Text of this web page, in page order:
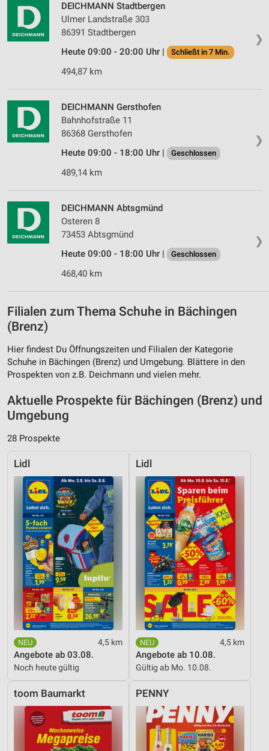
❯
DEICHMANN Stadtbergen
Ulmer Landstraße 303
86391 Stadtbergen
Heute 09:00 - 20:00 Uhr |
Schließt in 7 Min.
494,87 km
❯
DEICHMANN Gersthofen
Bahnhofstraße 11
86368 Gersthofen
Heute 09:00 - 18:00 Uhr |
Geschlossen
489,14 km
❯
DEICHMANN Abtsgmünd
Osteren 8
73453 Abtsgmünd
Heute 09:00 - 18:00 Uhr |
Geschlossen
468,40 km
Filialen zum Thema Schuhe in Bächingen
(Brenz)
Hier findest Du Öffnungszeiten und Filialen der Kategorie
Schuhe in Bächingen (Brenz) und Umgebung. Blättere in den
Prospekten von z.B. Deichmann und vielen mehr.
Aktuelle Prospekte für Bächingen (Brenz) und
Umgebung
28 Prospekte
Lidl
4,5 km
Angebote ab 03.08.
Noch heute gültig
Lidl
4,5 km
Angebote ab 10.08.
Gültig ab Mo. 10.08.
toom Baumarkt PENNY